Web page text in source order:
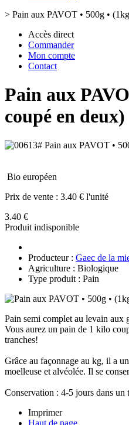
> Pain aux PAVOT • 500g •
Accès direct
Commander
Mon compte
Contact
Pain aux
coupé en deux)
Bio européen
Prix de vente : 3.40 € l'unité
3.40 €
Produit indisponible
Producteur : Gaec de la
Agriculture : Biologique
Type produit : Pain
Pain semi complet au levain aux
Vous aurez un pain de 1 kilo
tranches!
Grâce au façonnage au kg, il a
moelleuse et alvéolée. Il se
Conservation : 4-5 jours dans un
Imprimer
Haut de page